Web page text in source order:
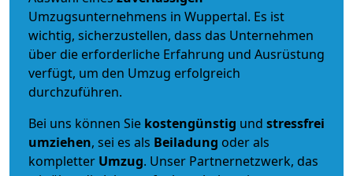
Umzugsunternehmens in Wuppertal. Es ist
wichtig, sicherzustellen, dass das Unternehmen
über die erforderliche Erfahrung und Ausrüstung
verfügt, um den Umzug erfolgreich
durchzuführen.
Bei uns können Sie kostengünstig und stressfrei
umziehen, sei es als Beiladung oder als
kompletter Umzug. Unser Partnernetzwerk, das